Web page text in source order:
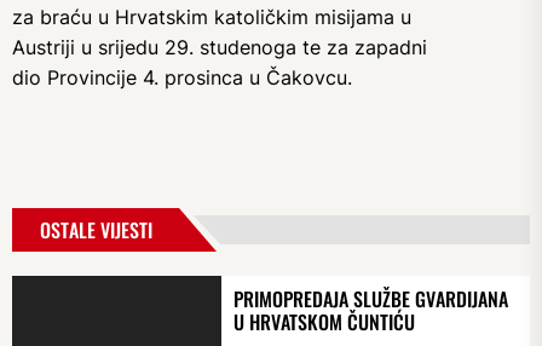
za braću u Hrvatskim katoličkim misijama u
Austriji u srijedu 29. studenoga te za zapadni
dio Provincije 4. prosinca u Čakovcu.
OSTALE VIJESTI
PRIMOPREDAJA SLUŽBE GVARDIJANA
U HRVATSKOM ČUNTIĆU